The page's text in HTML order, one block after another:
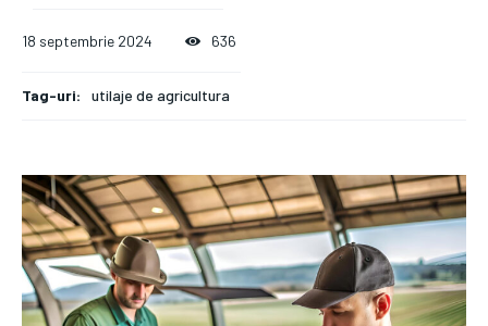
18 septembrie 2024 636
Tag-uri: utilaje de agricultura